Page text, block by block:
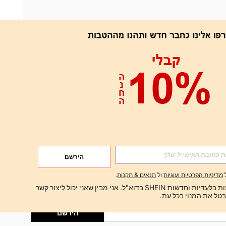
אפליקציה
הירשם
הירשם
הירשם
הירשם
מדיניות הפרטיות ועוגיות ול תנאים & תקנות.
ברצוני לקבל הצעות בלעדיות וחדשות SHEIN בדוא"ל. אני מבין שאני יכול ליצור קשר